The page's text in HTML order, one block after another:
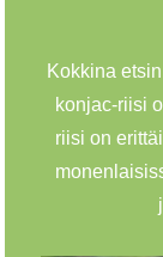
Kokkina
konjac-riisi
riisi on